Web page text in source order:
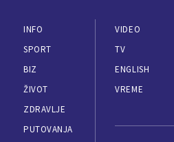
INFO
SPORT
BIZ
ŽIVOT
ZDRAVLJE
PUTOVANJA
VIDEO
TV
ENGLISH
VREME